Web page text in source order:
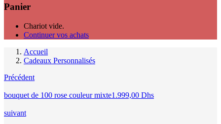
Panier
Chariot vide.
Continuer vos achats
Accueil
Cadeaux Personnalisés
Précédent
bouquet de 100 rose couleur mixte1.999,00 Dhs
suivant